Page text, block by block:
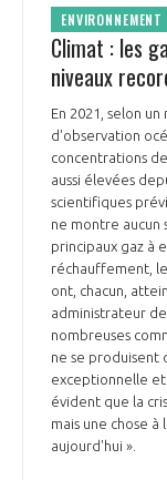
ENVIRONNEMENT
Climat : les
niveaux
En 2021, selon
d'observation
concentrations
aussi élevées
scientifiques
ne montre aucun
principaux gaz à
réchauffement,
ont, chacun,
administrateur
nombreuses
ne se produisent
exceptionnelle
évident que la
mais une chose
aujourd'hui ».